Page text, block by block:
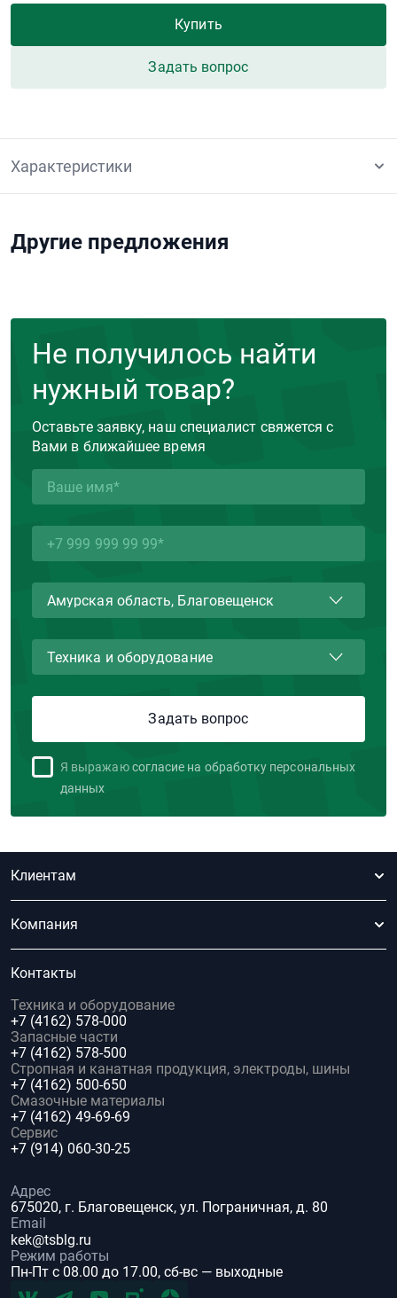
Купить
Задать вопрос
Характеристики
Другие предложения
Не получилось найти
нужный товар?
Оставьте заявку, наш специалист свяжется с
Вами в ближайшее время
Я выражаю согласие на обработку персональных
данных
Клиентам
Компания
Контакты
Техника и оборудование
+7 (4162) 578-000
Запасные части
+7 (4162) 578-500
Стропная и канатная продукция, электроды, шины
+7 (4162) 500-650
Смазочные материалы
+7 (4162) 49-69-69
Сервис
+7 (914) 060-30-25
Адрес
675020, г. Благовещенск, ул. Пограничная, д. 80
Email
kek@tsblg.ru
Режим работы
Пн-Пт с 08.00 до 17.00, сб-вс — выходные